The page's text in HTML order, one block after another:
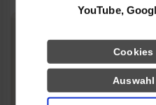
YouTube,
Cookies